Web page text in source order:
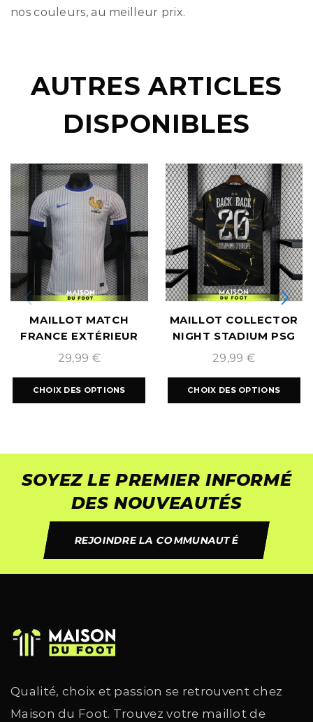
nos couleurs, au meilleur prix.
AUTRES ARTICLES
DISPONIBLES
MAILLOT MATCH
FRANCE EXTÉRIEUR
EURO 2024
29,99 €
CHOIX DES OPTIONS
MAILLOT COLLECTOR
NIGHT STADIUM PSG
EDITION BACK 2 BACK
29,99 €
CHOIX DES OPTIONS
SOYEZ LE PREMIER INFORMÉ
DES NOUVEAUTÉS
REJOINDRE LA COMMUNAUTÉ
Qualité, choix et passion se retrouvent chez
Maison du Foot. Trouvez votre maillot de